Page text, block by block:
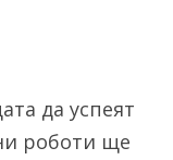
да успеят
роботи ще